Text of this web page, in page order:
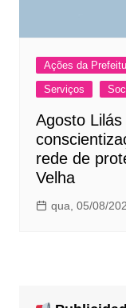
Ações da
Serviços
Agosto
rede de
Velha
qua, 05/08/